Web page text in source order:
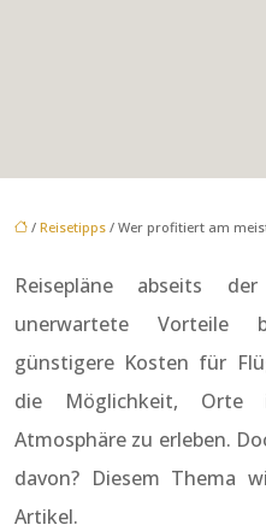
/ Reisetipps / Wer profitiert am
Reisepläne abseits
unerwartete Vorteile
günstigere Kosten für
die Möglichkeit, Orte
Atmosphäre zu erleben.
davon? Diesem Thema
Artikel.